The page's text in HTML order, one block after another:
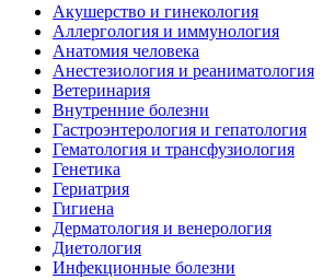
Акушерство и гинекология
Аллергология и иммунология
Анатомия человека
Анестезиология и реаниматология
Ветеринария
Внутренние болезни
Гастроэнтерология и гепатология
Гематология и трансфузиология
Генетика
Гериатрия
Гигиена
Дерматология и венерология
Диетология
Инфекционные болезни